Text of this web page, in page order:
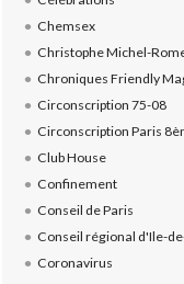
Chemsex
Christophe Michel-
Chroniques Friendly
Circonscription 75-08
Circonscription Paris
Club House
Confinement
Conseil de Paris
Conseil régional d'Ile-
Coronavirus